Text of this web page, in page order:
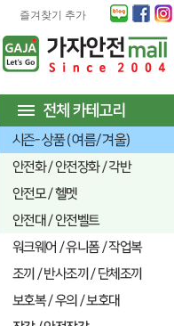
즐겨찾기 추가